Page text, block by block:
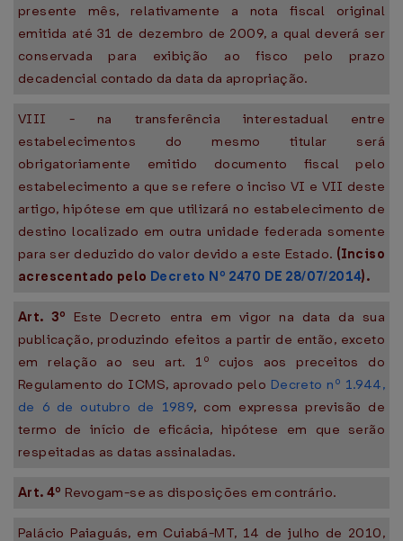
presente mês, relativamente a nota fiscal original
emitida até 31 de dezembro de 2009, a qual deverá ser
conservada para exibição ao fisco pelo prazo
decadencial contado da data da apropriação.
VIII - na transferência interestadual entre
estabelecimentos do mesmo titular será
obrigatoriamente emitido documento fiscal pelo
estabelecimento a que se refere o inciso VI e VII deste
artigo, hipótese em que utilizará no estabelecimento de
destino localizado em outra unidade federada somente
para ser deduzido do valor devido a este Estado. (Inciso
acrescentado pelo Decreto Nº 2470 DE 28/07/2014).
Art. 3º Este Decreto entra em vigor na data da sua
publicação, produzindo efeitos a partir de então, exceto
em relação ao seu art. 1º cujos aos preceitos do
Regulamento do ICMS, aprovado pelo Decreto nº 1.944,
de 6 de outubro de 1989, com expressa previsão de
termo de início de eficácia, hipótese em que serão
respeitadas as datas assinaladas.
Art. 4º Revogam-se as disposições em contrário.
Palácio Paiaguás, em Cuiabá-MT, 14 de julho de 2010,